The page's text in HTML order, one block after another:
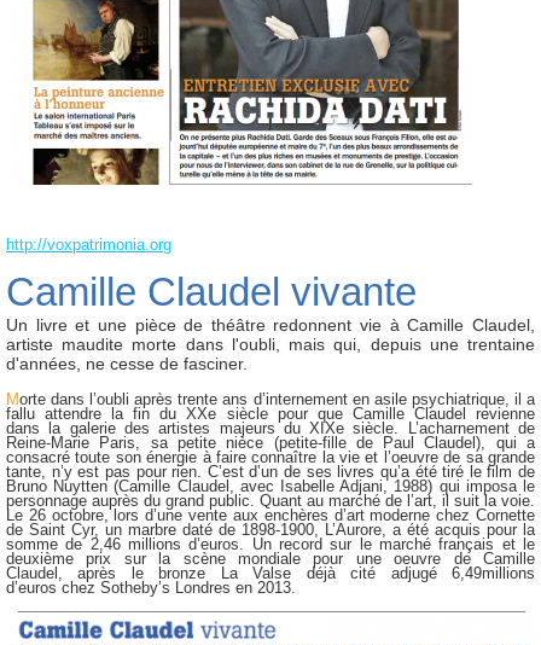
http://voxpatrimonia.org
Camille Claudel vivante
Un livre et une pièce de théâtre redonnent vie à Camille Claudel,
artiste maudite morte dans l'oubli, mais qui, depuis une trentaine
d'années, ne cesse de fasciner.
Morte dans l’oubli après trente ans d’internement en asile psychiatrique, il a
fallu attendre la fin du XXe siècle pour que Camille Claudel revienne
dans la galerie des artistes majeurs du XIXe siècle. L’acharnement de
Reine-Marie Paris, sa petite nièce (petite-fille de Paul Claudel), qui a
consacré toute son énergie à faire connaître la vie et l’oeuvre de sa grande
tante, n’y est pas pour rien. C’est d’un de ses livres qu’a été tiré le film de
Bruno Nuytten (Camille Claudel, avec Isabelle Adjani, 1988) qui imposa le
personnage auprès du grand public. Quant au marché de l’art, il suit la voie.
Le 26 octobre, lors d’une vente aux enchères d’art moderne chez Cornette
de Saint Cyr, un marbre daté de 1898-1900, L’Aurore, a été acquis pour la
somme de 2,46 millionsd’euros. Un record sur le marché français et le
deuxième prix sur la scène mondiale pour une oeuvre de Camille
Claudel, après le bronze La Valse déjà cité adjugé 6,49millions
d’euros chez Sotheby’s Londres en 2013.